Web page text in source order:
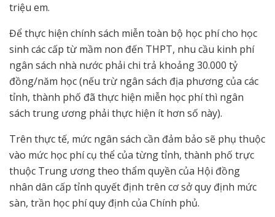
triệu em.
Để thực hiện chính sách miễn toàn bộ học phí cho học
sinh các cấp từ mầm non đến THPT, nhu cầu kinh phí
ngân sách nhà nước phải chi trả khoảng 30.000 tỷ
đồng/năm học (nếu trừ ngân sách địa phương của các
tỉnh, thành phố đã thực hiện miễn học phí thì ngân
sách trung ương phải thực hiện ít hơn số này).
Trên thực tế, mức ngân sách cần đảm bảo sẽ phụ thuộc
vào mức học phí cụ thể của từng tỉnh, thành phố trực
thuộc Trung ương theo thẩm quyền của Hội đồng
nhân dân cấp tỉnh quyết định trên cơ sở quy định mức
sàn, trần học phí quy định của Chính phủ.